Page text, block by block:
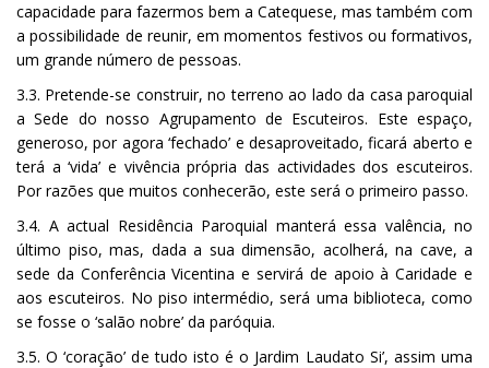
capacidade para fazermos bem a Catequese, mas também com
a possibilidade de reunir, em momentos festivos ou formativos,
um grande número de pessoas.
3.3. Pretende-se construir, no terreno ao lado da casa paroquial
a Sede do nosso Agrupamento de Escuteiros. Este espaço,
generoso, por agora ‘fechado’ e desaproveitado, ficará aberto e
terá a ‘vida’ e vivência própria das actividades dos escuteiros.
Por razões que muitos conhecerão, este será o primeiro passo.
3.4. A actual Residência Paroquial manterá essa valência, no
último piso, mas, dada a sua dimensão, acolherá, na cave, a
sede da Conferência Vicentina e servirá de apoio à Caridade e
aos escuteiros. No piso intermédio, será uma biblioteca, como
se fosse o ‘salão nobre’ da paróquia.
3.5. O ‘coração’ de tudo isto é o Jardim Laudato Si’, assim uma